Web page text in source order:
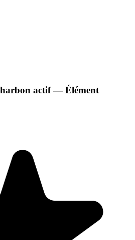
actif — Élément